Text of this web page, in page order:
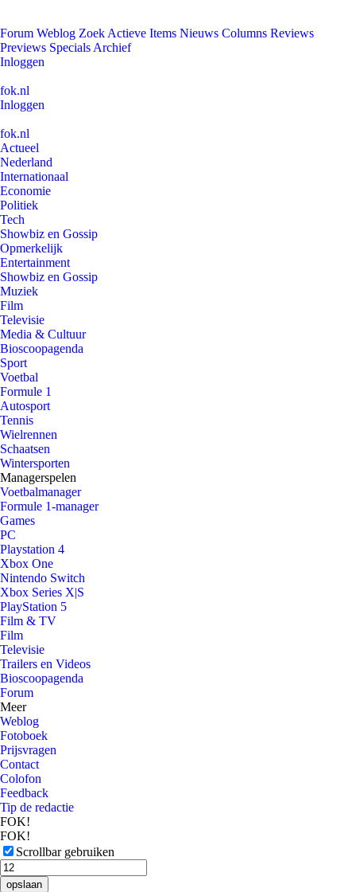
Forum Weblog Zoek Actieve Items Nieuws Columns Reviews
Previews Specials Archief
Inloggen
fok.nl
Inloggen
fok.nl
Actueel
Nederland
Internationaal
Economie
Politiek
Tech
Showbiz en Gossip
Opmerkelijk
Entertainment
Showbiz en Gossip
Muziek
Film
Televisie
Media & Cultuur
Bioscoopagenda
Sport
Voetbal
Formule 1
Autosport
Tennis
Wielrennen
Schaatsen
Wintersporten
Managerspelen
Voetbalmanager
Formule 1-manager
Games
PC
Playstation 4
Xbox One
Nintendo Switch
Xbox Series X|S
PlayStation 5
Film & TV
Film
Televisie
Trailers en Videos
Bioscoopagenda
Forum
Meer
Weblog
Fotoboek
Prijsvragen
Contact
Colofon
Feedback
Tip de redactie
FOK!
FOK!
Scrollbar gebruiken
opslaan